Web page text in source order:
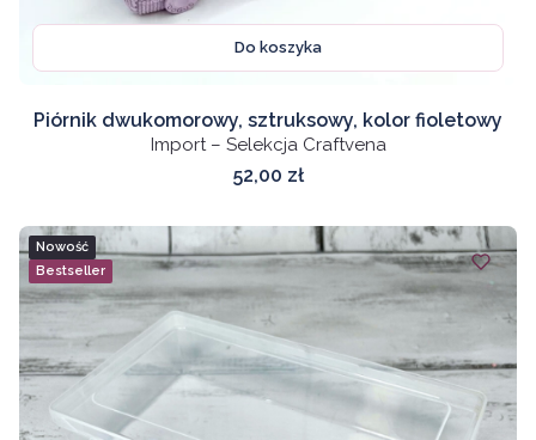
Do koszyka
Piórnik dwukomorowy, sztruksowy, kolor fioletowy
Import – Selekcja Craftvena
Cena
52,00 zł
Bestseller
Nowość